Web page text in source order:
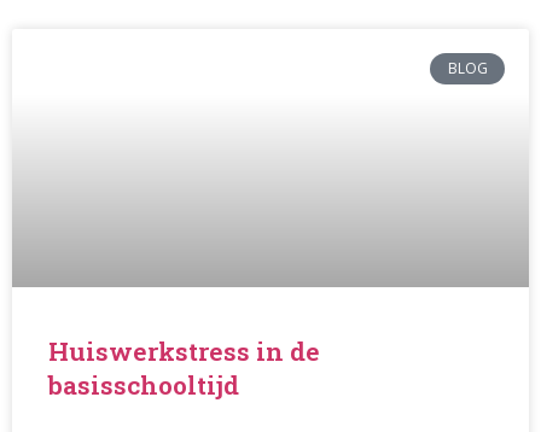
BLOG
Huiswerkstress in de
basisschooltijd